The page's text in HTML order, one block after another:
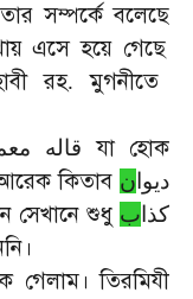
তার সম্পর্কে বলেছে
এসে হয়ে গেছে
রহ.মুগনীতে
قاله যা হোক
কিতাব ديوا ن
সেখানে শুধু كذا ب
গেলাম। তিরমিযী